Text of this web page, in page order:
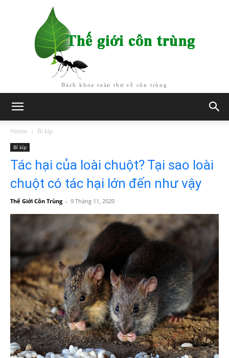
Bách khoa toàn thư về côn trùng
Home Bí kíp
Bí kíp
Tác hại của loài chuột? Tại sao loài
chuột có tác hại lớn đến như vậy
Thế Giới Côn Trùng - 9 Tháng 11, 2020